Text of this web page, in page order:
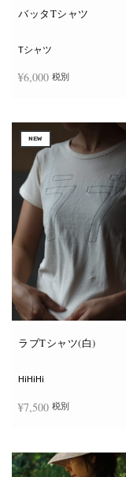
ジ
ら
選
き
ま
す
バッタTシャツ
Tシャツ
¥6,000 税別
の
品
に
数
の
バ
リ
エ
ー
シ
ョ
ン
が
あ
り
ま
オ
ジ
か
NEW
ラブTシャツ(白)
HiHiHi
¥7,500 税別
の
商
品